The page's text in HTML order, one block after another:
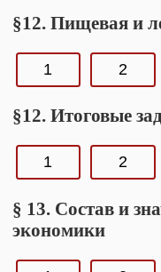
§12. Пищевая и
1 2
§12. Итоговые
1 2
§ 13. Состав и
экономики